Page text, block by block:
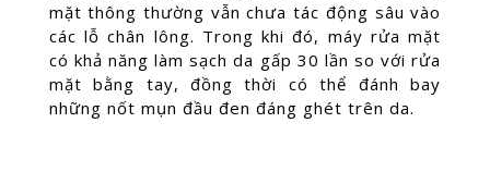
mặt thông thường vẫn chưa tác động sâu vào
các lỗ chân lông. Trong khi đó, máy rửa mặt
có khả năng làm sạch da gấp 30 lần so với rửa
mặt bằng tay, đồng thời có thể đánh bay
những nốt mụn đầu đen đáng ghét trên da.